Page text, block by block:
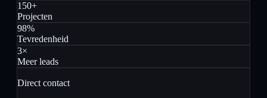
150+
Projecten
98%
Tevredenheid
3×
Meer leads
Direct contact